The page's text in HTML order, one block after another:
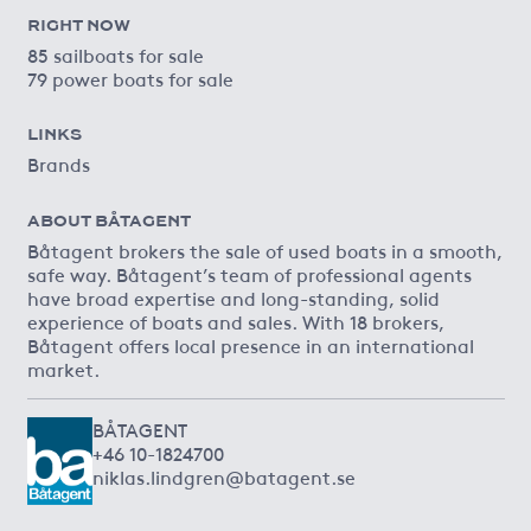
RIGHT NOW
85 sailboats for sale
79 power boats for sale
LINKS
Brands
ABOUT BÅTAGENT
Båtagent brokers the sale of used boats in a smooth,
safe way. Båtagent’s team of professional agents
have broad expertise and long-standing, solid
experience of boats and sales. With 18 brokers,
Båtagent offers local presence in an international
market.
BÅTAGENT
+46 10-1824700
niklas.lindgren@batagent.se